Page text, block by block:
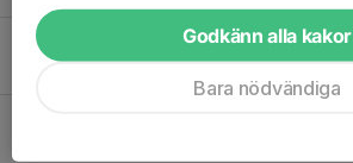
Premiären avklarad i Dam div 2!
Godkänn alla kakor
Bara nödvändiga